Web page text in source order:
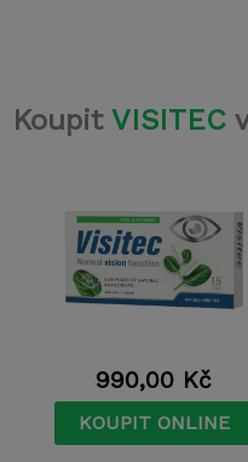
Koupit VISITECv
990,00 Kč
KOUPIT ONLINE